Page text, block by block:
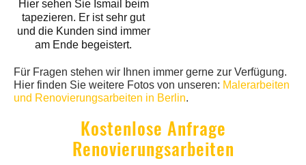
Hier sehen Sie Ismail beim
tapezieren. Er ist sehr gut
und die Kunden sind immer
am Ende begeistert.
Für Fragen stehen wir Ihnen immer gerne zur Verfügung.
Hier finden Sie weitere Fotos von unseren: Malerarbeiten
und Renovierungsarbeiten in Berlin.
Kostenlose Anfrage
Renovierungsarbeiten